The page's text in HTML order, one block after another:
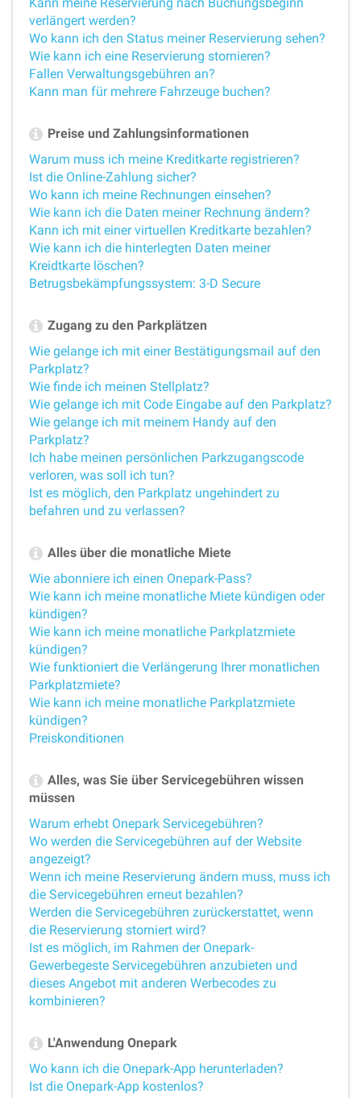
verlängert werden?
Wo kann ich den Status meiner Reservierung sehen?
Wie kann ich eine Reservierung stornieren?
Fallen Verwaltungsgebühren an?
Kann man für mehrere Fahrzeuge buchen?
Preise und Zahlungsinformationen
Warum muss ich meine Kreditkarte registrieren?
Ist die Online-Zahlung sicher?
Wo kann ich meine Rechnungen einsehen?
Wie kann ich die Daten meiner Rechnung ändern?
Kann ich mit einer virtuellen Kreditkarte bezahlen?
Wie kann ich die hinterlegten Daten meiner
Kreidtkarte löschen?
Betrugsbekämpfungssystem: 3-D Secure
Zugang zu den Parkplätzen
Wie gelange ich mit einer Bestätigungsmail auf den
Parkplatz?
Wie finde ich meinen Stellplatz?
Wie gelange ich mit Code Eingabe auf den Parkplatz?
Wie gelange ich mit meinem Handy auf den
Parkplatz?
Ich habe meinen persönlichen Parkzugangscode
verloren, was soll ich tun?
Ist es möglich, den Parkplatz ungehindert zu
befahren und zu verlassen?
Alles über die monatliche Miete
Wie abonniere ich einen Onepark-Pass?
Wie kann ich meine monatliche Miete kündigen oder
kündigen?
Wie kann ich meine monatliche Parkplatzmiete
kündigen?
Wie funktioniert die Verlängerung Ihrer monatlichen
Parkplatzmiete?
Wie kann ich meine monatliche Parkplatzmiete
kündigen?
Preiskonditionen
Alles, was Sie über Servicegebühren wissen
müssen
Warum erhebt Onepark Servicegebühren?
Wo werden die Servicegebühren auf der Website
angezeigt?
Wenn ich meine Reservierung ändern muss, muss ich
die Servicegebühren erneut bezahlen?
Werden die Servicegebühren zurückerstattet, wenn
die Reservierung storniert wird?
Ist es möglich, im Rahmen der Onepark-
Gewerbegeste Servicegebühren anzubieten und
dieses Angebot mit anderen Werbecodes zu
kombinieren?
L'Anwendung Onepark
Wo kann ich die Onepark-App herunterladen?
Ist die Onepark-App kostenlos?